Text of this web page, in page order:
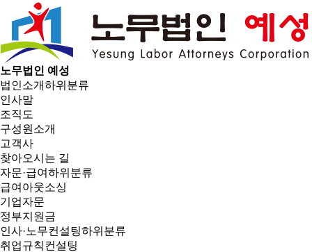
노무법인 예성
법인소개하위분류
인사말
조직도
구성원소개
고객사
찾아오시는 길
자문·급여하위분류
급여아웃소싱
기업자문
정부지원금
인사·노무컨설팅하위분류
취업규칙컨설팅